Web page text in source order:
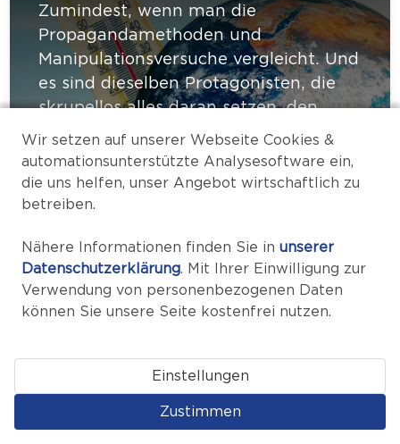
Wir setzen auf unserer Webseite Cookies &
automationsunterstützte Analysesoftware ein,
die uns helfen, unser Angebot wirtschaftlich zu
betreiben.
Nähere Informationen finden Sie in unserer
Datenschutzerklärung. Mit Ihrer Einwilligung zur
Verwendung von personenbezogenen Daten
können Sie unsere Seite kostenfrei nutzen.
Einstellungen
Zustimmen
Zumindest, wenn man die
Propagandamethoden und
Manipulationsversuche vergleicht. Und
es sind dieselben Protagonisten, die
skrupellos alles daran setzen, den
Menschen Angst zu machen. Bei AUF1
finden Sie Daten und Fakten zum
Thema Klimaschwindel und den
Vorgängen im Hintergrund, die das
Alle Videos anzeigen
Krieg in Israel AUF1